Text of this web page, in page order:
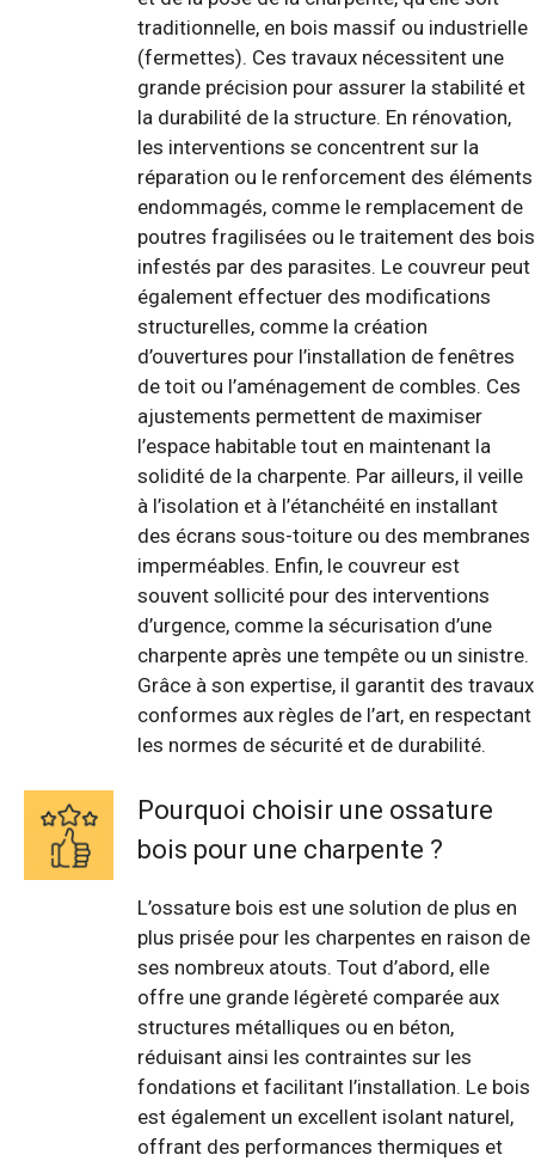
traditionnelle, en bois massif ou industrielle
(fermettes). Ces travaux nécessitent une
grande précision pour assurer la stabilité et
la durabilité de la structure. En rénovation,
les interventions se concentrent sur la
réparation ou le renforcement des éléments
endommagés, comme le remplacement de
poutres fragilisées ou le traitement des bois
infestés par des parasites. Le couvreur peut
également effectuer des modifications
structurelles, comme la création
d’ouvertures pour l’installation de fenêtres
de toit ou l’aménagement de combles. Ces
ajustements permettent de maximiser
l’espace habitable tout en maintenant la
solidité de la charpente. Par ailleurs, il veille
à l’isolation et à l’étanchéité en installant
des écrans sous-toiture ou des membranes
imperméables. Enfin, le couvreur est
souvent sollicité pour des interventions
d’urgence, comme la sécurisation d’une
charpente après une tempête ou un sinistre.
Grâce à son expertise, il garantit des travaux
conformes aux règles de l’art, en respectant
les normes de sécurité et de durabilité.
Pourquoi choisir une ossature
bois pour une charpente ?
L’ossature bois est une solution de plus en
plus prisée pour les charpentes en raison de
ses nombreux atouts. Tout d’abord, elle
offre une grande légèreté comparée aux
structures métalliques ou en béton,
réduisant ainsi les contraintes sur les
fondations et facilitant l’installation. Le bois
est également un excellent isolant naturel,
offrant des performances thermiques et